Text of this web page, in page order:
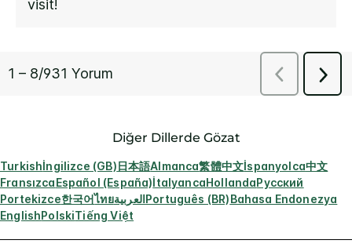
Diğer Dillerde Gözat
Turkishİngilizce (GB)日本語Almanca繁體中文İspanyolca中文
FransızcaEspañol (España)İtalyancaHollandaРусский
Portekizce한국어ไทยالعربيةPortuguês (BR)Bahasa Endonezya
EnglishPolskiTiếng Việt